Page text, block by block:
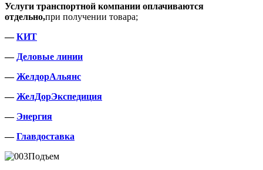
Услуги транспортной компании оплачиваются
отдельно,при получении товара;
—КИТ
— Деловые линии
—ЖелдорАльянс
—ЖелДорЭкспедиция
— Энергия
—Главдоставка
Подъем